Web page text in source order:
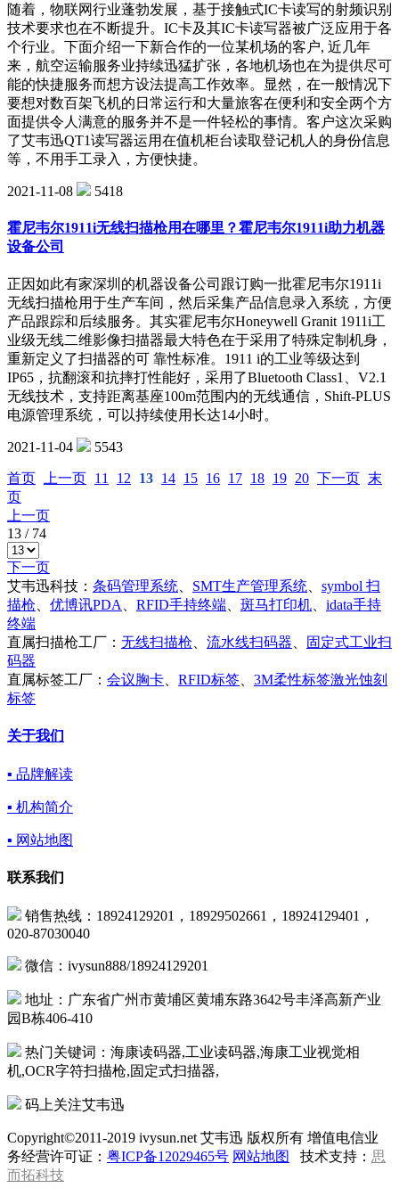
随着，物联网行业蓬勃发展，基于接触式IC卡读写的射频识别
技术要求也在不断提升。IC卡及其IC卡读写器被广泛应用于各
个行业。下面介绍一下新合作的一位某机场的客户, 近几年
来，航空运输服务业持续迅猛扩张，各地机场也在为提供尽可
能的快捷服务而想方设法提高工作效率。显然，在一般情况下
要想对数百架飞机的日常运行和大量旅客在便利和安全两个方
面提供令人满意的服务并不是一件轻松的事情。客户这次采购
了艾韦迅QT1读写器运用在值机柜台读取登记机人的身份信息
等，不用手工录入，方便快捷。
2021-11-08 5418
霍尼韦尔1911i无线扫描枪用在哪里？霍尼韦尔1911i助力机器
设备公司
正因如此有家深圳的机器设备公司跟订购一批霍尼韦尔1911i
无线扫描枪用于生产车间，然后采集产品信息录入系统，方便
产品跟踪和后续服务。其实霍尼韦尔Honeywell Granit 1911i工
业级无线二维影像扫描器最大特色在于采用了特殊定制机身，
重新定义了扫描器的可 靠性标准。1911 i的工业等级达到
IP65，抗翻滚和抗摔打性能好，采用了Bluetooth Class1、V2.1
无线技术，支持距离基座100m范围内的无线通信，Shift-PLUS
电源管理系统，可以持续使用长达14小时。
2021-11-04 5543
首页 上一页 11 12 13 14 15 16 17 18 19 20 下一页 末
页
上一页
13 / 74
下一页
艾韦迅科技： 条码管理系统 SMT生产管理系统
symbol 扫
描枪
优博讯PDA RFID手持终端 斑马打印机
idata手持
终端
直属扫描枪工厂： 无线扫描枪 流水线扫码器
固定式工业扫
码器
直属标签工厂： 会议胸卡 RFID标签
3M柔性标签激光蚀刻
标签
关于我们
▪ 品牌解读
▪ 机构简介
▪ 网站地图
联系我们
销售热线：18924129201，18929502661，18924129401，
020-87030040
微信：ivysun888/18924129201
地址：广东省广州市黄埔区黄埔东路3642号丰泽高新产业
园B栋406-410
热门关键词：海康读码器,工业读码器,海康工业视觉相
机,OCR字符扫描枪,固定式扫描器,
码上关注艾韦迅
Copyright©2011-2019 ivysun.net 艾韦迅 版权所有 增值电信业
务经营许可证： 粤ICP备12029465号 网站地图 技术支持： 思
而拓科技